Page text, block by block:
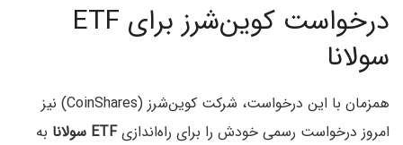
درخواست کوین‌شرز برای ETF
سولانا
همزمان با این درخواست، شرکت کوین‌شرز (CoinShares) نیز
امروز درخواست رسمی خودش را برای راه‌اندازیETF سولانا
به